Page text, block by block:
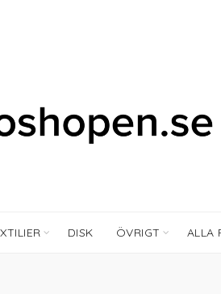
DISK ÖVRIGT ALLA